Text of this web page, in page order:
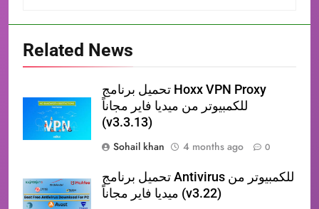
Related News
تحميل برنامج Hoxx VPN Proxy
للكمبيوتر من ميديا فاير مجاناً
(v3.3.13)
Sohail khan
4 months ago 0
تحميل برنامج Antivirus للكمبيوتر من
ميديا فاير مجاناً (v3.22)